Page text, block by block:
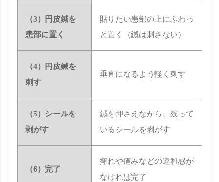
（3）円皮鍼を
患部に置く
貼りたい患部の上にふわっ
と置く（鍼は刺さない）
（4）円皮鍼を
刺す
垂直になるよう軽く刺す
（5）シールを
剥がす
鍼を押さえながら、残って
いるシールを剥がす
（6）完了
痺れや痛みなどの違和感が
なければ完了